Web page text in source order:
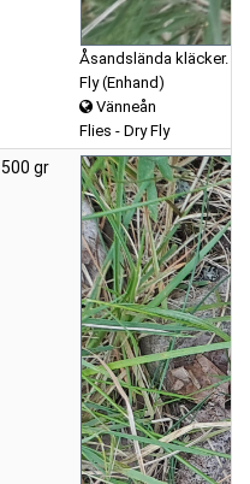
Åsandslända kläcker.
Fly (Enhand)
Vänneån
Flies - Dry Fly
500 gr